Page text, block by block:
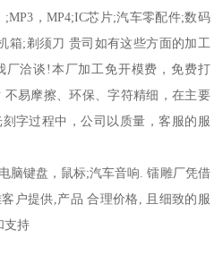
，MP4;IC芯片;汽车零配件;数码
箱;剃须刀 贵司如有这些方面的加工
厂洽谈!本厂加工免开模费，免费打
易摩擦、环保、字符精细，在主要
字过程中，公司以质量，客服的服
脑键盘，鼠标;汽车音响. 镭雕厂凭借
户提供,产品 合理价格, 且细致的服
支持